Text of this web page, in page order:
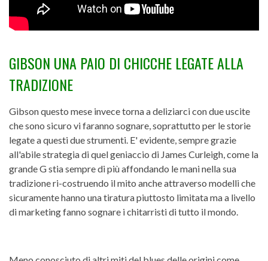
GIBSON UNA PAIO DI CHICCHE LEGATE ALLA
TRADIZIONE
Gibson questo mese invece torna a deliziarci con due uscite
che sono sicuro vi faranno sognare, soprattutto per le storie
legate a questi due strumenti. E' evidente, sempre grazie
all'abile strategia di quel geniaccio di James Curleigh, come la
grande G stia sempre di più affondando le mani nella sua
tradizione ri-costruendo il mito anche attraverso modelli che
sicuramente hanno una tiratura piuttosto limitata ma a livello
di marketing fanno sognare i chitarristi di tutto il mondo.